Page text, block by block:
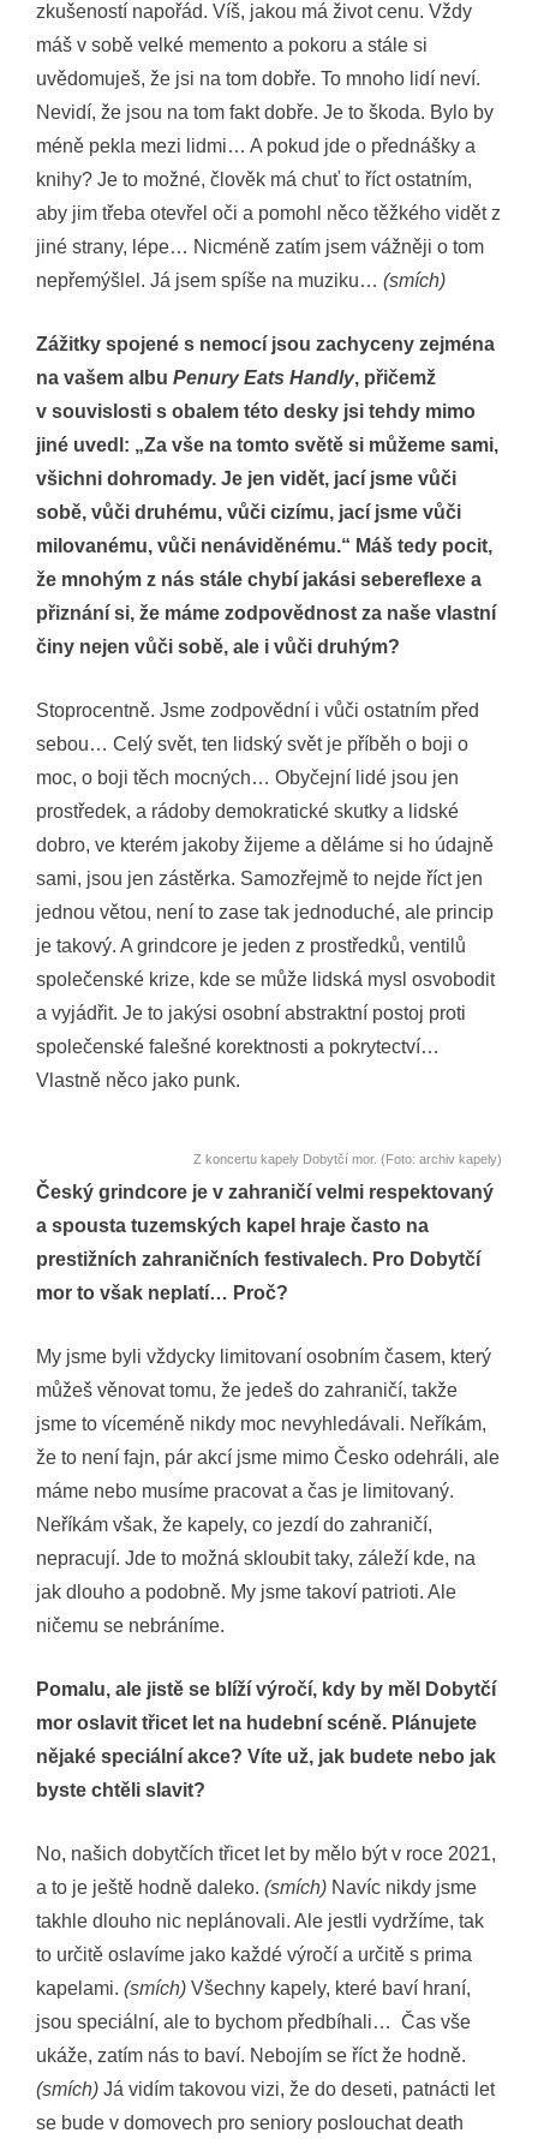
zkušeností napořád. Víš, jakou má život cenu. Vždy
máš v sobě velké memento a pokoru a stále si
uvědomuješ, že jsi na tom dobře. To mnoho lidí neví.
Nevidí, že jsou na tom fakt dobře. Je to škoda. Bylo by
méně pekla mezi lidmi… A pokud jde o přednášky a
knihy? Je to možné, člověk má chuť to říct ostatním,
aby jim třeba otevřel oči a pomohl něco těžkého vidět z
jiné strany, lépe… Nicméně zatím jsem vážněji o tom
nepřemýšlel. Já jsem spíše na muziku… (smích)
Zážitky spojené s nemocí jsou zachyceny zejména
na vašem albu Penury Eats Handly, přičemž
v souvislosti s obalem této desky jsi tehdy mimo
jiné uvedl: „Za vše na tomto světě si můžeme sami,
všichni dohromady. Je jen vidět, jací jsme vůči
sobě, vůči druhému, vůči cizímu, jací jsme vůči
milovanému, vůči nenáviděnému.“ Máš tedy pocit,
že mnohým z nás stále chybí jakási sebereflexe a
přiznání si, že máme zodpovědnost za naše vlastní
činy nejen vůči sobě, ale i vůči druhým?
Stoprocentně. Jsme zodpovědní i vůči ostatním před
sebou… Celý svět, ten lidský svět je příběh o boji o
moc, o boji těch mocných… Obyčejní lidé jsou jen
prostředek, a rádoby demokratické skutky a lidské
dobro, ve kterém jakoby žijeme a děláme si ho údajně
sami, jsou jen zástěrka. Samozřejmě to nejde říct jen
jednou větou, není to zase tak jednoduché, ale princip
je takový. A grindcore je jeden z prostředků, ventilů
společenské krize, kde se může lidská mysl osvobodit
a vyjádřit. Je to jakýsi osobní abstraktní postoj proti
společenské falešné korektnosti a pokrytectví…
Vlastně něco jako punk.
Z koncertu kapely Dobytčí mor. (Foto: archiv kapely)
Český grindcore je v zahraničí velmi respektovaný
a spousta tuzemských kapel hraje často na
prestižních zahraničních festivalech. Pro Dobytčí
mor to však neplatí… Proč?
My jsme byli vždycky limitovaní osobním časem, který
můžeš věnovat tomu, že jedeš do zahraničí, takže
jsme to víceméně nikdy moc nevyhledávali. Neříkám,
že to není fajn, pár akcí jsme mimo Česko odehráli, ale
máme nebo musíme pracovat a čas je limitovaný.
Neříkám však, že kapely, co jezdí do zahraničí,
nepracují. Jde to možná skloubit taky, záleží kde, na
jak dlouho a podobně. My jsme takoví patrioti. Ale
ničemu se nebráníme.
Pomalu, ale jistě se blíží výročí, kdy by měl Dobytčí
mor oslavit třicet let na hudební scéně. Plánujete
nějaké speciální akce? Víte už, jak budete nebo jak
byste chtěli slavit?
No, našich dobytčích třicet let by mělo být v roce 2021,
a to je ještě hodně daleko. (smích) Navíc nikdy jsme
takhle dlouho nic neplánovali. Ale jestli vydržíme, tak
to určitě oslavíme jako každé výročí a určitě s prima
kapelami. (smích) Všechny kapely, které baví hraní,
jsou speciální, ale to bychom předbíhali… Čas vše
ukáže, zatím nás to baví. Nebojím se říct že hodně.
(smích) Já vidím takovou vizi, že do deseti, patnácti let
se bude v domovech pro seniory poslouchat death